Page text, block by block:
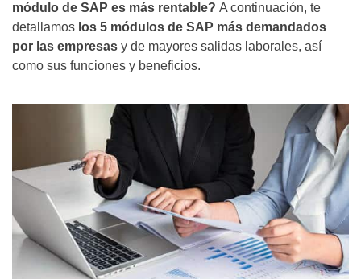
módulo de SAP es más rentable? A continuación, te
detallamos los 5 módulos de SAP más demandados
por las empresas y de mayores salidas laborales, así
como sus funciones y beneficios.